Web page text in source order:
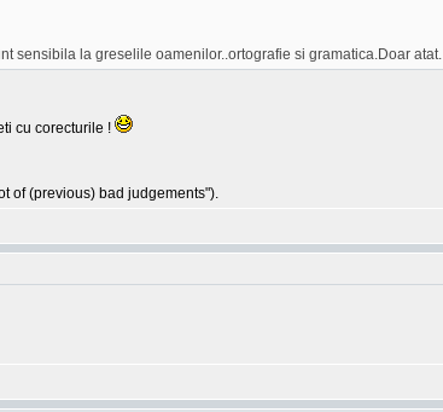
sensibila la greselile oamenilor..ortografie si gramatica.Doar atat.
cu corecturile !
of (previous) bad judgements").